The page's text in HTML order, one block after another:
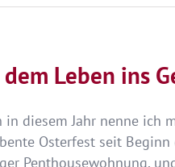
Frohe
Einmal
Leben ins
in diesem Jahr nenne ich
Osterfest seit
Penthousewohnung,